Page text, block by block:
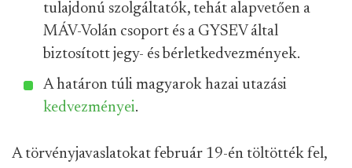
tulajdonú szolgáltatók, tehát alapvetően a
MÁV-Volán csoport és a GYSEV által
biztosított jegy- és bérletkedvezmények.
A határon túli magyarok hazai utazási
kedvezményei.
A törvényjavaslatokat február 19-én töltötték fel,